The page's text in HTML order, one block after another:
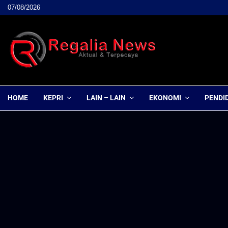
07/08/2026
HOME KEPRI LAIN – LAIN EKONOMI